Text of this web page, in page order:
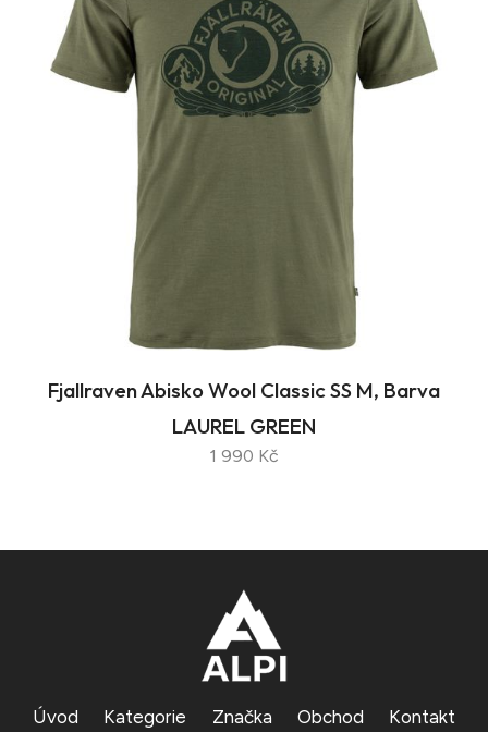
Fjallraven Abisko Wool Classic SS M, Barva
LAUREL GREEN
1 990 Kč
Úvod Kategorie Značka Obchod Kontakt